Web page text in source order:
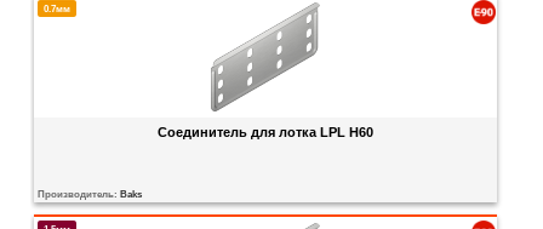
0.7мм
Соединитель для лотка LPL H60
Производитель: Baks